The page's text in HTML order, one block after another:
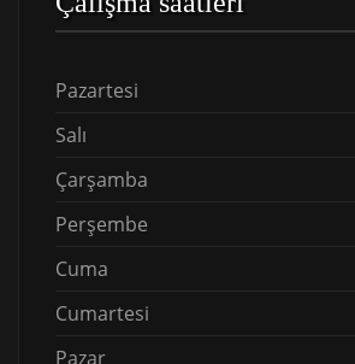
Pazartesi
Salı
Çarşamba
Perşembe
Cuma
Cumartesi
Pazar